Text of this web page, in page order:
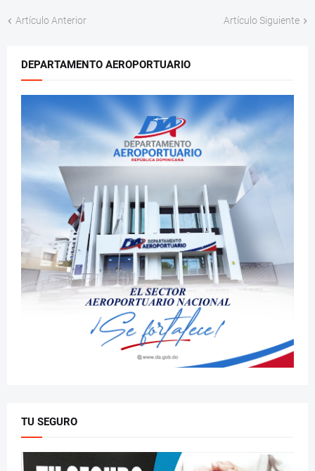
Artículo Anterior Artículo Siguiente
DEPARTAMENTO AEROPORTUARIO
TU SEGURO